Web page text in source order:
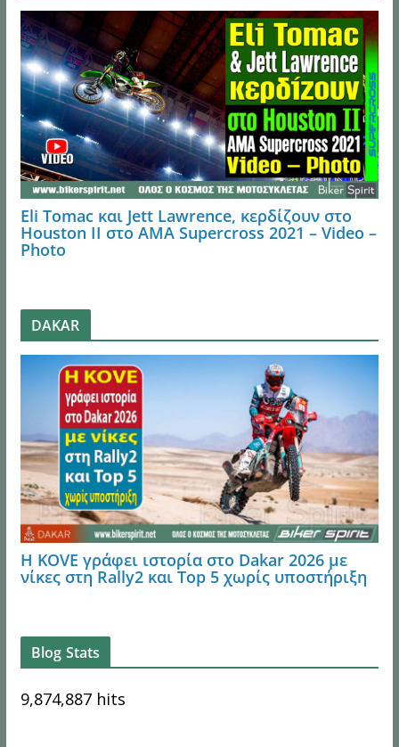
Eli Tomac και Jett Lawrence, κερδίζουν στο
Houston ΙI στο AMA Supercross 2021 – Video –
Photo
DAKAR
Η KOVE γράφει ιστορία στο Dakar 2026 με
νίκες στη Rally2 και Top 5 χωρίς υποστήριξη
Blog Stats
9,874,887 hits